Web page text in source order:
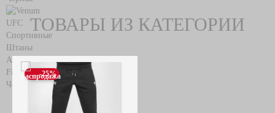
ТОВАРЫ ИЗ КАТЕГОРИИ
-25%